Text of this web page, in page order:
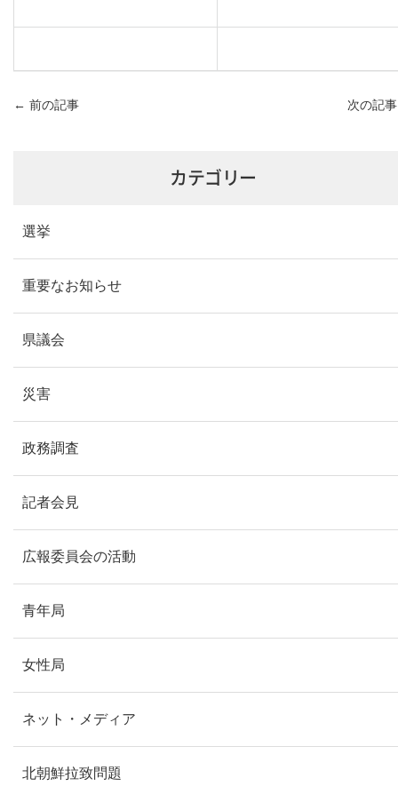
← 前の記事 次の記
カテゴリー
選挙
重要なお知らせ
県議会
災害
政務調査
記者会見
広報委員会の活動
青年局
女性局
ネット・メディア
北朝鮮拉致問題